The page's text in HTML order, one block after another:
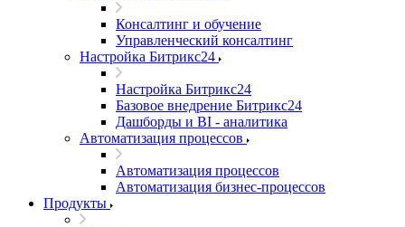
Консалтинг и обучение
Управленческий консалтинг
Настройка Битрикс24
Настройка Битрикс24
Базовое внедрение Битрикс24
Дашборды и BI - аналитика
Автоматизация процессов
Автоматизация процессов
Автоматизация бизнес-процессов
Продукты